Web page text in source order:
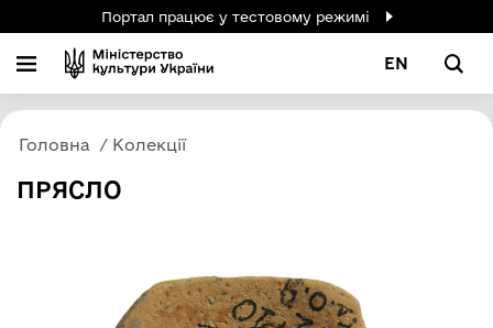
Портал працює у тестовому режимі
EN
Головна Колекції
ПРЯСЛО